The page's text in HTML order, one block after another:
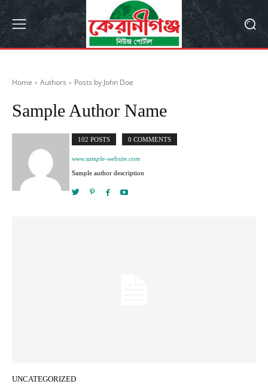
Home Authors Posts by John Doe
Sample Author Name
102 POSTS 0 COMMENTS
www.sample-website.com
Sample author description
UNCATEGORIZED